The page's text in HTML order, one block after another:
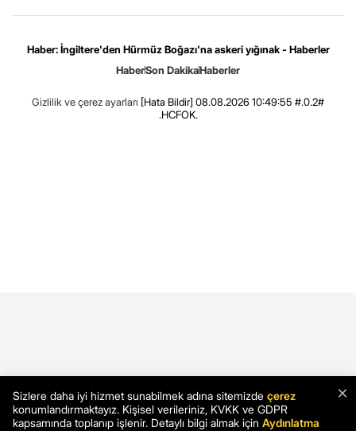
Haber: İngiltere'den Hürmüz Boğazı'na askeri yığınak - Haberler
HaberSon DakikaHaberler
Gizlilik ve çerez ayarları [Hata Bildir] 08.08.2026 10:49:55 #.0.2#
.HCFOK.
×
Sizlere daha iyi hizmet sunabilmek adına sitemizde çerez
konumlandırmaktayız. Kişisel verileriniz, KVKK ve GDPR
kapsamında toplanıp işlenir. Detaylı bilgi almak için Aydınlatma